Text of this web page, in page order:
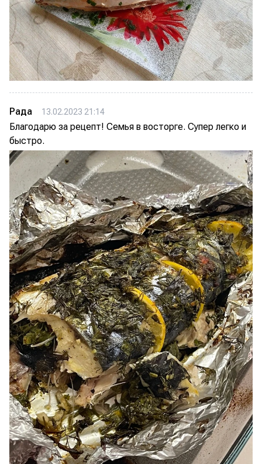
Рада 13.02.2023 21:14
Благодарю за рецепт! Семья в восторге. Супер легко и
быстро.